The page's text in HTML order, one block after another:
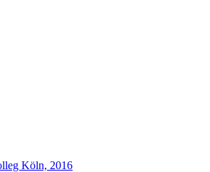
Köln, 2016